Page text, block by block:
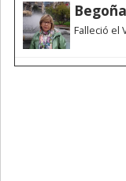
Falleció el